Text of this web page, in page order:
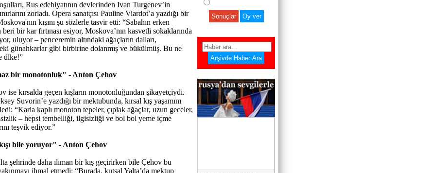
Rus edebiyatının devlerinden Ivan Turgenev’in
zorladı. Opera sanatçısı Pauline Viardot’a yazdığı bir
kışını şu sözlerle tasvir etti: “Sabahın erken
beri bir kar fırtınası esiyor, Moskova’nın kasvetli sokaklarında
uluyor – penceremin altındaki ağaçların dalları,
günahkarlar gibi birbirine dolanmış ve bükülmüş. Bu ne
ülke!”
bir monotonluk" - Anton Çehov
ise kırsalda geçen kışların monotonluğundan şikayetçiydi.
Suvorin’e yazdığı bir mektubunda, kırsal kış yaşamını
“Karla kaplı monoton tepeler, çıplak ağaçlar, uzun geceler,
– hepsi tembelliği, ilgisizliği ve bol bol yeme içme
teşvik ediyor.”
kışı bile yoruyor" - Anton Çehov
şehrinde daha ılıman bir kış geçirirken bile Çehov bu
ihmal etmedi: “Burada, kutsal Yalta’da mektup
Sonuçlar